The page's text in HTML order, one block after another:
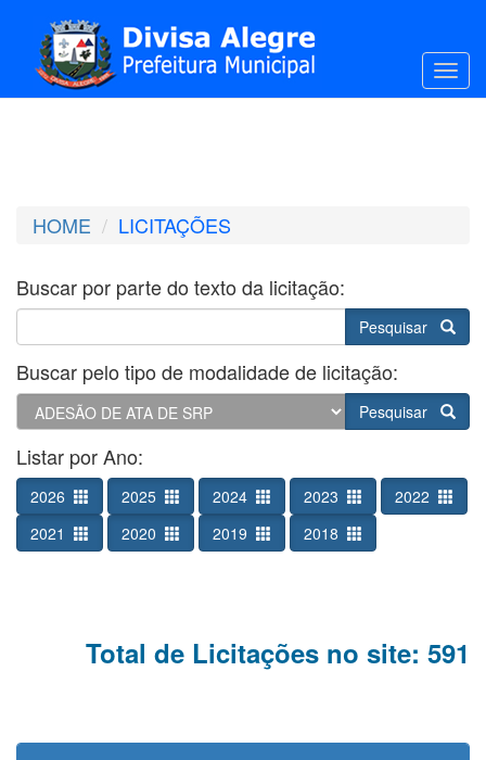
HOME LICITAÇÕES
Buscar por parte do texto da licitação:
Pesquisar
Buscar pelo tipo de modalidade de licitação:
Pesquisar
Listar por Ano:
2026 2025 2024 2023
2022
2021
2020 2019 2018
Total de Licitações no site: 591